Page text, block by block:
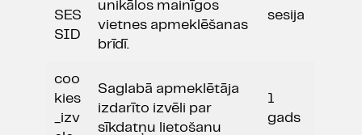
SES
SID
unikālos mainīgos
vietnes apmeklēšanas
brīdī.
sesija
coo
kies
_izv
Saglabā apmeklētāja
izdarīto izvēli par
sīkdatņu lietošanu
1
gads